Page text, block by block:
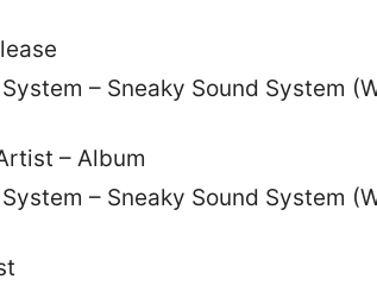
– Sneaky Sound System
– Album
– Sneaky Sound System